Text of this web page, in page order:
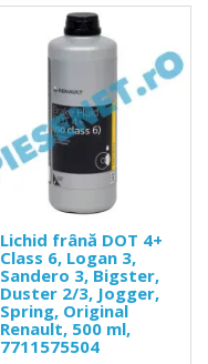
Lichid frână DOT 4+
Class 6, Logan 3,
Sandero 3, Bigster,
Duster 2/3, Jogger,
Spring, Original
Renault, 500 ml,
7711575504